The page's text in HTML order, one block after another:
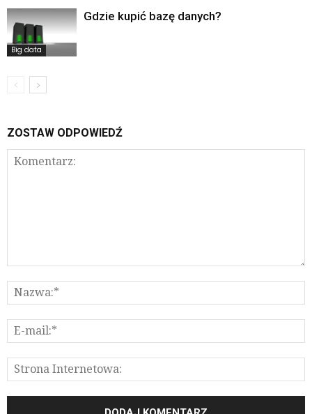
Big data
Gdzie kupić bazę danych?
ZOSTAW ODPOWIEDŹ